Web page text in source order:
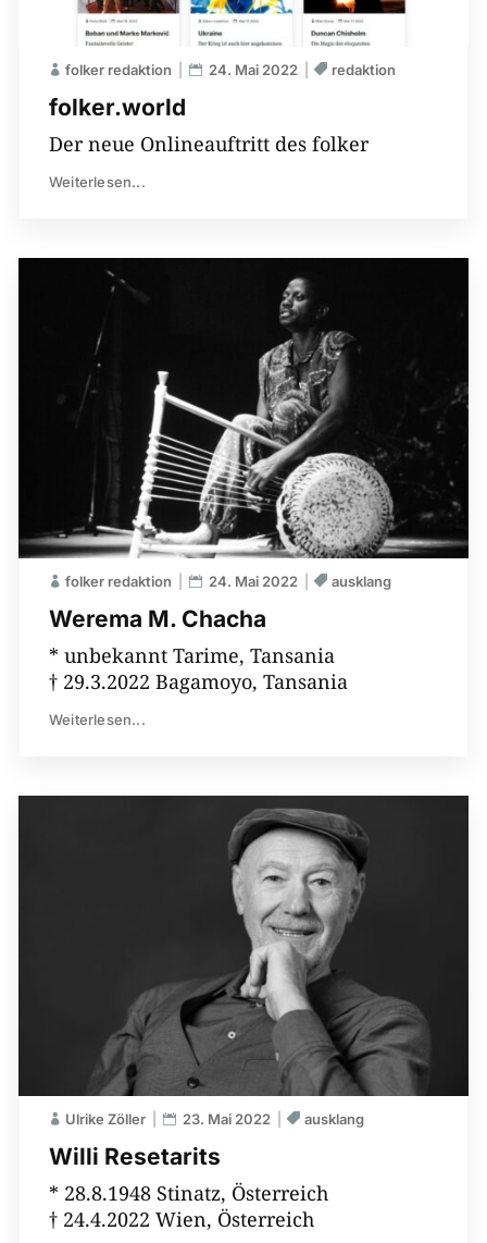
folker.world
folker redaktion 24. Mai 2022 redaktion
Der neue Onlineauftritt des folker
Weiterlesen...
Werema M. Chacha
folker redaktion 24. Mai 2022 ausklang
* unbekannt Tarime, Tansania
† 29.3.2022 Bagamoyo, Tansania
Weiterlesen...
Willi Resetarits
Ulrike Zöller 23. Mai 2022 ausklang
* 28.8.1948 Stinatz, Österreich
† 24.4.2022 Wien, Österreich